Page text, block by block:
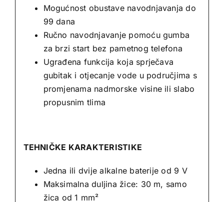
Mogućnost obustave navodnjavanja do
99 dana
Ručno navodnjavanje pomoću gumba
za brzi start bez pametnog telefona
Ugrađena funkcija koja sprječava
gubitak i otjecanje vode u područjima s
promjenama nadmorske visine ili slabo
propusnim tlima
TEHNIČKE KARAKTERISTIKE
Jedna ili dvije alkalne baterije od 9 V
Maksimalna duljina žice: 30 m, samo
žica od 1 mm²